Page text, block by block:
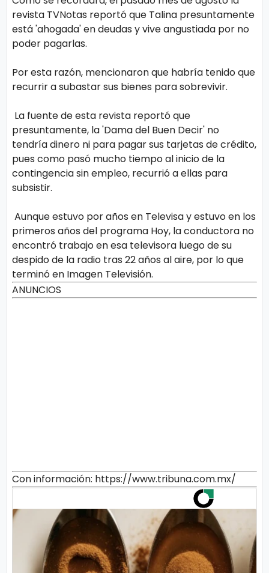
revista TVNotas reportó que Talina presuntamente
está 'ahogada' en deudas y vive angustiada por no
poder pagarlas.
Por esta razón, mencionaron que habría tenido que
recurrir a subastar sus bienes para sobrevivir.
La fuente de esta revista reportó que
presuntamente, la 'Dama del Buen Decir' no
tendría dinero ni para pagar sus tarjetas de crédito,
pues como pasó mucho tiempo al inicio de la
contingencia sin empleo, recurrió a ellas para
subsistir.
Aunque estuvo por años en Televisa y estuvo en los
primeros años del programa Hoy, la conductora no
encontró trabajo en esa televisora luego de su
despido de la radio tras 22 años al aire, por lo que
terminó en Imagen Televisión.
ANUNCIOS
Con información: https://www.tribuna.com.mx/